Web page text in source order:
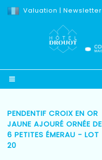
Valuation | Newsletter
PENDENTIF CROIX EN OR
JAUNE AJOURÉ ORNÉE DE
6 PETITES ÉMERAU - LOT
20